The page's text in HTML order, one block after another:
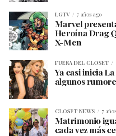
LGTV 7 años ago
Marvel
Heroína Drag
X-Men
FUERA DEL CLOSET
Ya casi inicia
algunos
CLOSET NEWS 7
Matrimonio
cada vez más